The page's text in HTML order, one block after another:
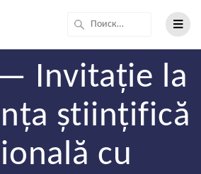
Invitație la
științifică
cu